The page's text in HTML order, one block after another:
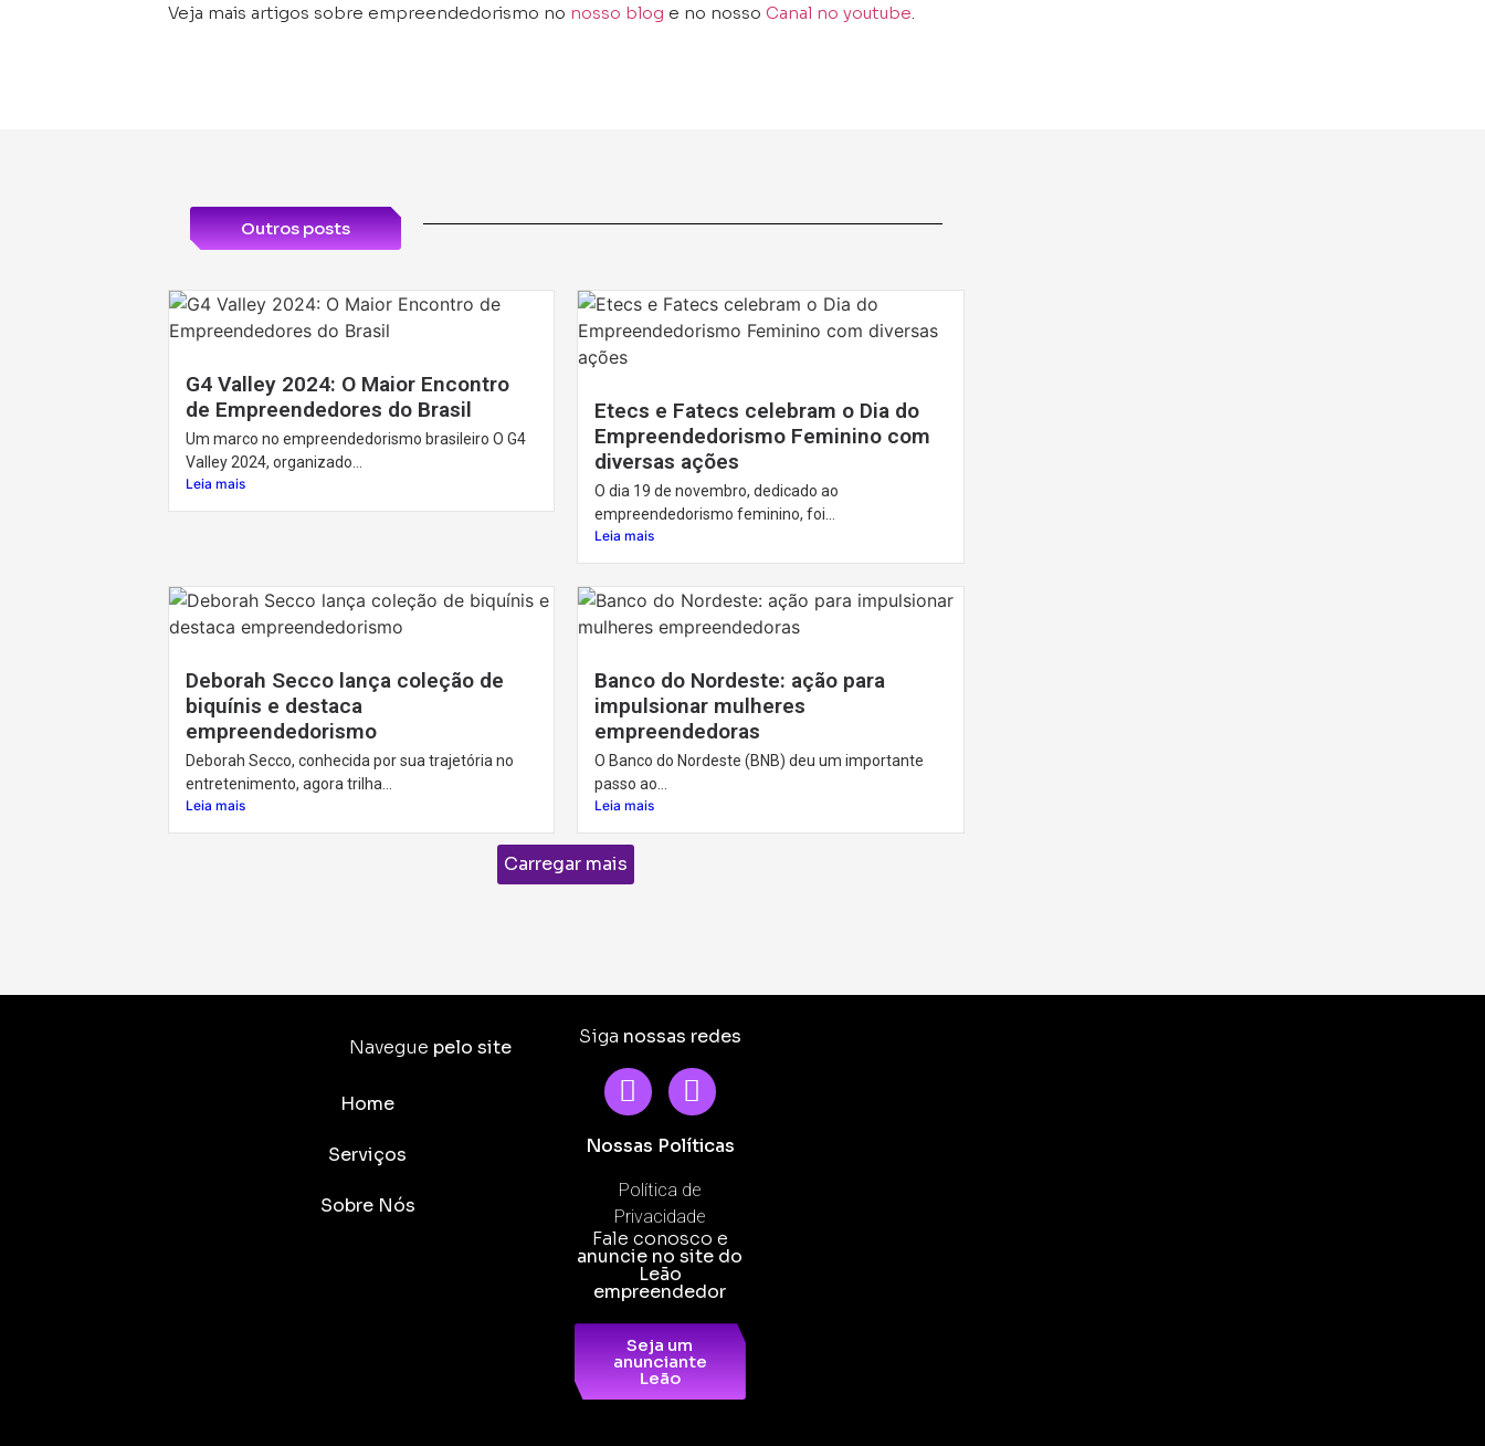
Veja mais artigos sobre empreendedorismo no nosso blog e no nosso Canal no youtube
Outros posts
G4 Valley 2024: O Maior Encontro
de Empreendedores do Brasil
Um marco no empreendedorismo brasileiro O G4
Valley 2024, organizado...
Leia mais
Etecs e Fatecs celebram o Dia do
Empreendedorismo Feminino com
diversas ações
O dia 19 de novembro, dedicado ao
empreendedorismo feminino, foi...
Leia mais
Deborah Secco lança coleção de
biquínis e destaca
empreendedorismo
Deborah Secco, conhecida por sua trajetória no
entretenimento, agora trilha...
Leia mais
Banco do Nordeste: ação para
impulsionar mulheres
empreendedoras
O Banco do Nordeste (BNB) deu um importante
passo ao...
Leia mais
Carregar mais
Navegue pelo site
Home
Serviços
Sobre Nós
Siga nossas redes
Nossas Políticas
Política de
Privacidade
Fale conosco e
anuncie no site do
Leão
empreendedor
Seja um
anunciante
Leão